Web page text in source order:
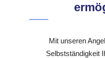
Mit unseren
Selbstständigkeit